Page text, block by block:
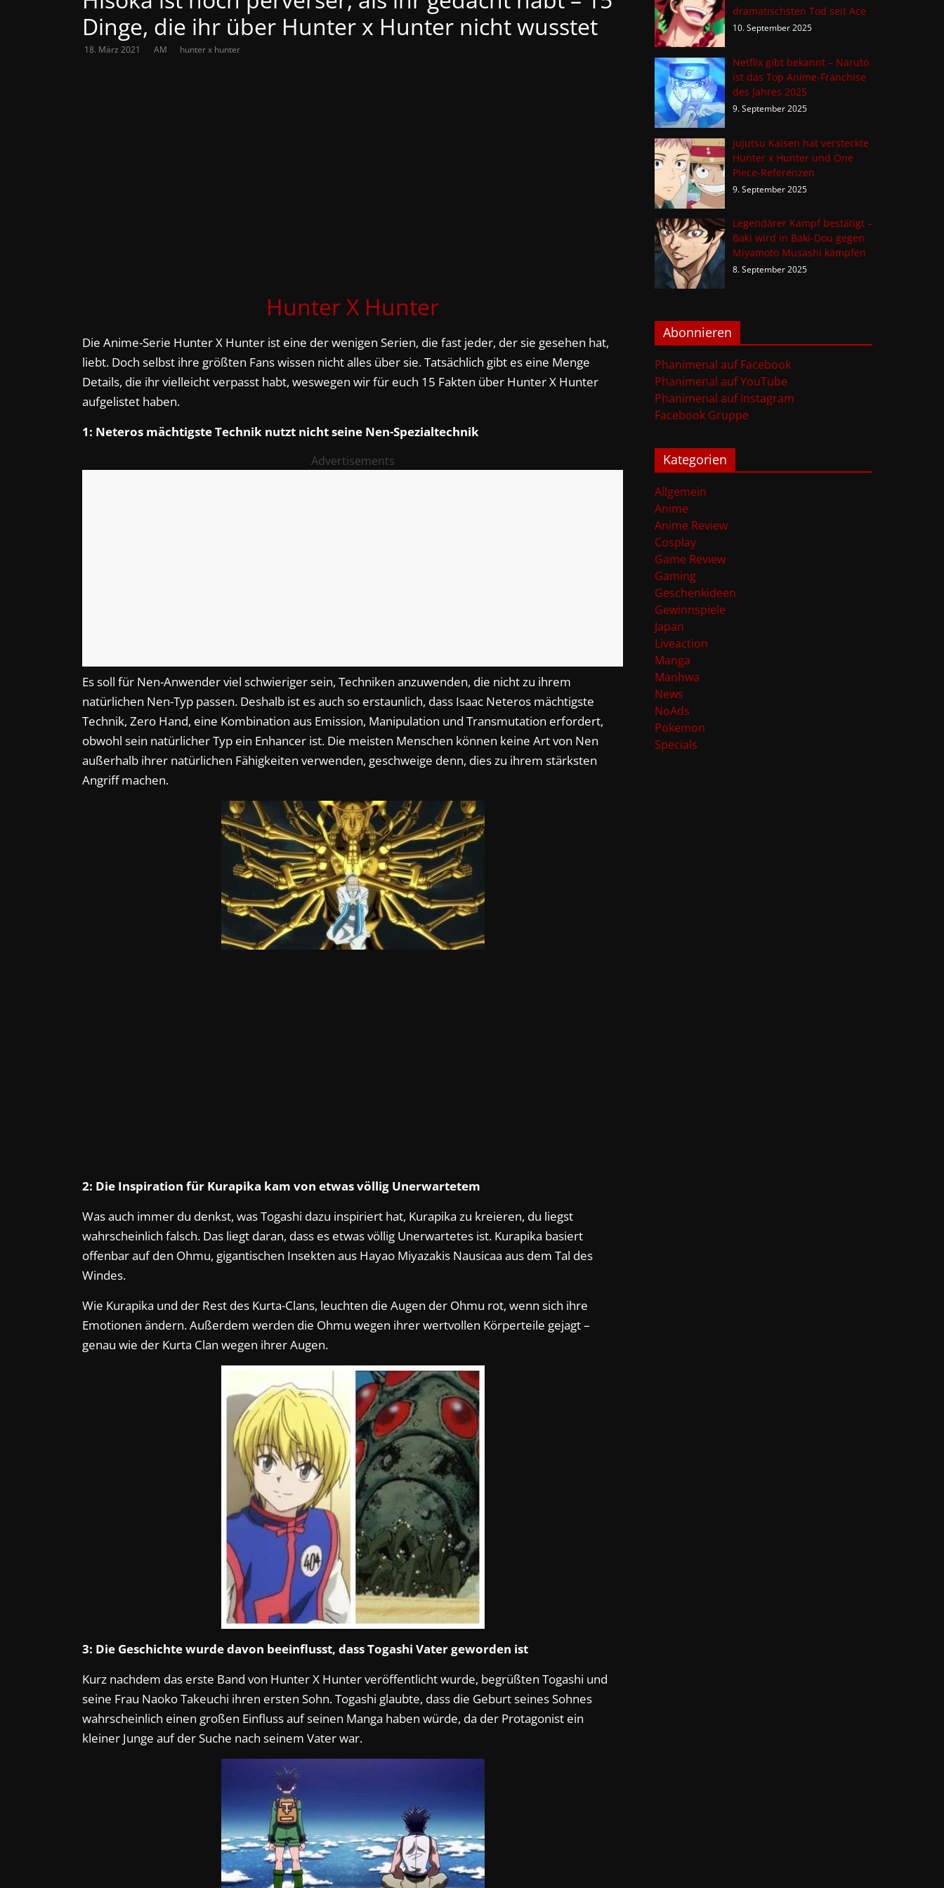
Dinge, die ihr über Hunter x Hunter nicht wusstet
18. März 2021 AM hunter x hunter
Hunter X Hunter
Die Anime-Serie Hunter X Hunter ist eine der wenigen Serien, die fast jeder, der sie gesehen hat,
liebt. Doch selbst ihre größten Fans wissen nicht alles über sie. Tatsächlich gibt es eine Menge
Details, die ihr vielleicht verpasst habt, weswegen wir für euch 15 Fakten über Hunter X Hunter
aufgelistet haben.
1: Neteros mächtigste Technik nutzt nicht seine Nen-Spezialtechnik
Advertisements
Es soll für Nen-Anwender viel schwieriger sein, Techniken anzuwenden, die nicht zu ihrem
natürlichen Nen-Typ passen. Deshalb ist es auch so erstaunlich, dass Isaac Neteros mächtigste
Technik, Zero Hand, eine Kombination aus Emission, Manipulation und Transmutation erfordert,
obwohl sein natürlicher Typ ein Enhancer ist. Die meisten Menschen können keine Art von Nen
außerhalb ihrer natürlichen Fähigkeiten verwenden, geschweige denn, dies zu ihrem stärksten
Angriff machen.
2: Die Inspiration für Kurapika kam von etwas völlig Unerwartetem
Was auch immer du denkst, was Togashi dazu inspiriert hat, Kurapika zu kreieren, du liegst
wahrscheinlich falsch. Das liegt daran, dass es etwas völlig Unerwartetes ist. Kurapika basiert
offenbar auf den Ohmu, gigantischen Insekten aus Hayao Miyazakis Nausicaa aus dem Tal des
Windes.
Wie Kurapika und der Rest des Kurta-Clans, leuchten die Augen der Ohmu rot, wenn sich ihre
Emotionen ändern. Außerdem werden die Ohmu wegen ihrer wertvollen Körperteile gejagt –
genau wie der Kurta Clan wegen ihrer Augen.
3: Die Geschichte wurde davon beeinflusst, dass Togashi Vater geworden ist
Kurz nachdem das erste Band von Hunter X Hunter veröffentlicht wurde, begrüßten Togashi und
seine Frau Naoko Takeuchi ihren ersten Sohn. Togashi glaubte, dass die Geburt seines Sohnes
wahrscheinlich einen großen Einfluss auf seinen Manga haben würde, da der Protagonist ein
kleiner Junge auf der Suche nach seinem Vater war.
dramatischsten Tod seit Ace
10. September 2025
Netflix gibt bekannt – Naruto
ist das Top Anime-Franchise
des Jahres 2025
9. September 2025
Jujutsu Kaisen hat versteckte
Hunter x Hunter und One
Piece-Referenzen
9. September 2025
Legendärer Kampf bestätigt –
Baki wird in Baki-Dou gegen
Miyamoto Musashi kämpfen
8. September 2025
Abonnieren
Phanimenal auf Facebook
Phanimenal auf YouTube
Phanimenal auf Instagram
Facebook Gruppe
Kategorien
Allgemein
Anime
Anime Review
Cosplay
Game Review
Gaming
Geschenkideen
Gewinnspiele
Japan
Liveaction
Manga
Manhwa
News
NoAds
Pokemon
Specials